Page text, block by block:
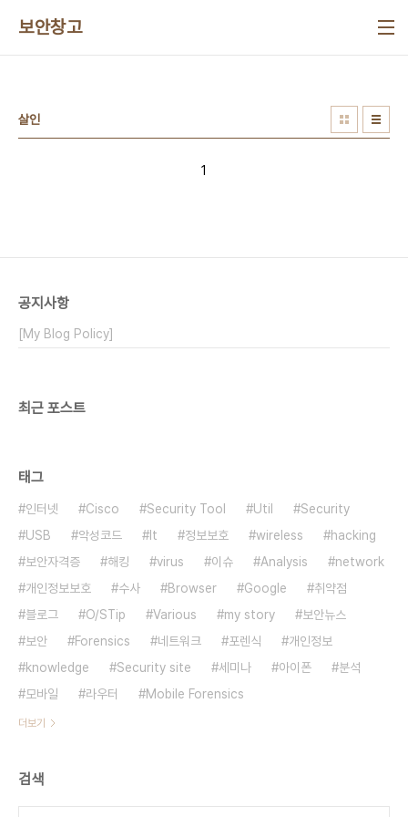
보안창고
살인
1
공지사항
[My Blog Policy]
최근 포스트
태그
인터넷 Cisco Security Tool Util
Security
USB
악성코드 It 정보보호 wireless
hacking
보안자격증
해킹 virus 이슈 Analysis
network
개인정보보호
수사 Browser Google
취약점
블로그
O/STip Various my story
보안뉴스
보안
Forensics 네트워크 포렌식
개인정보
knowledge
Security site 세미나 아이폰
분석
모바일
라우터 Mobile Forensics
더보기
검색